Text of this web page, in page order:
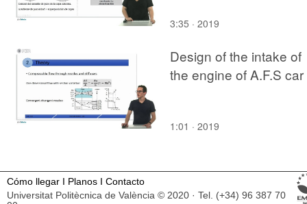
3:35 · 2019
Design of the intake of
the engine of A.F.S car
1:01 · 2019
Cómo llegar I Planos I Contacto
Universitat Politècnica de València © 2020 · Tel. (+34) 96 387 70